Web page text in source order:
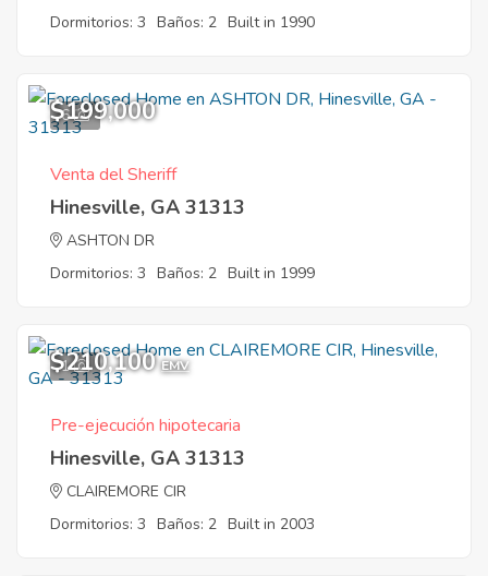
Dormitorios: 3 Baños: 2 Built in 1990
6
$199,000
Venta del Sheriff
Hinesville, GA 31313
ASHTON DR
Dormitorios: 3 Baños: 2 Built in 1999
1
$210,100 EMV
Pre-ejecución hipotecaria
Hinesville, GA 31313
CLAIREMORE CIR
Dormitorios: 3 Baños: 2 Built in 2003